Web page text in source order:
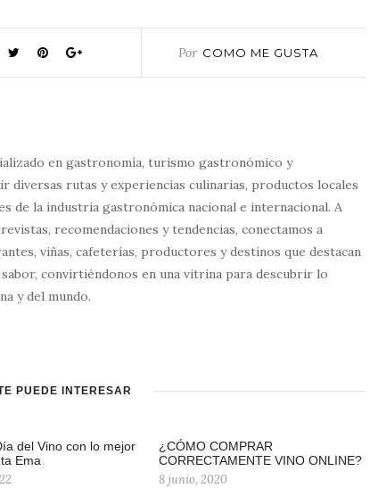
Por COMO ME GUSTA
en gastronomía, turismo gastronómico y
diversas rutas y experiencias culinarias, productos locales
de la industria gastronómica nacional e internacional. A
recomendaciones y tendencias, conectamos a
viñas, cafeterías, productores y destinos que destacan
convirtiéndonos en una vitrina para descubrir lo
y del mundo.
PUEDE INTERESAR
del Vino con lo mejor
Ema
¿CÓMO COMPRAR
CORRECTAMENTE VINO ONLINE?
8 junio, 2020